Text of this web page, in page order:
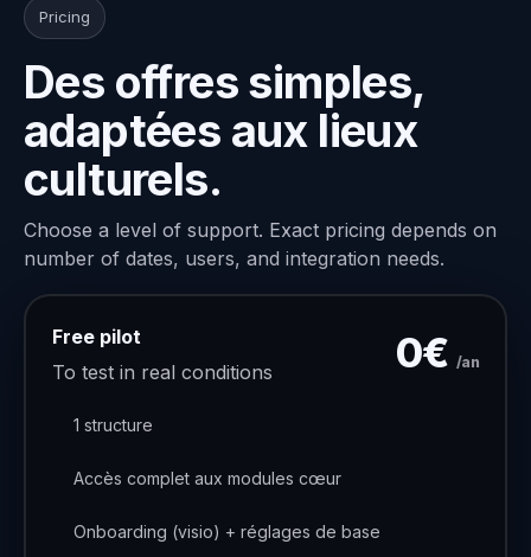
Pricing
Des offres simples,
adaptées aux lieux
culturels.
Choose a level of support. Exact pricing depends on
number of dates, users, and integration needs.
Free pilot
To test in real conditions
0€ /an
1 structure
Accès complet aux modules cœur
Onboarding (visio) + réglages de base